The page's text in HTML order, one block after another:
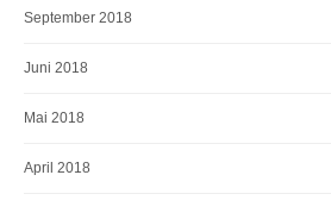
September 2018
Juni 2018
Mai 2018
April 2018